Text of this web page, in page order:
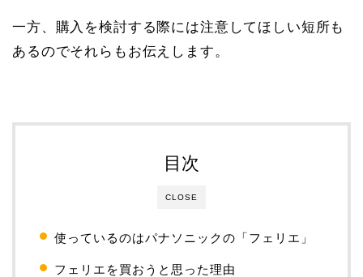
一方、購入を検討する際には注意してほしい短所も
あるのでそれらもお伝えします。
CLOSE
目次
使っているのはパナソニックの「フェリエ」
フェリエを買おうと思った理由